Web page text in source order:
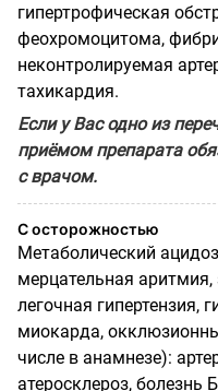
гипертрофическая
феохромоцитома,
неконтролируемая
тахикардия.
Если у Вас одно из
приёмом препарата
с врачом.
С осторожностью
Метаболический
мерцательная
легочная гипертензия,
миокарда,
числе в анамнезе):
атеросклероз, болезнь